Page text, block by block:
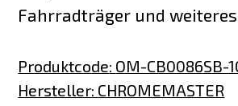
Fahrradträger und weiteres
Produktcode: OM-CB0086SB-
Hersteller: CHROMEMASTER